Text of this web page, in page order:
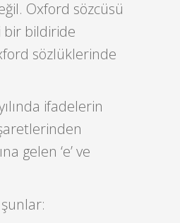
Oxford sözcüsü
bir bildiride
sözlüklerinde
ifadelerin
gelen ‘e’ ve